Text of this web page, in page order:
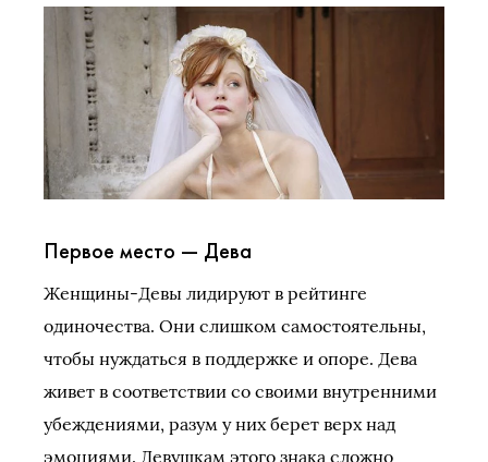
Первое место — Дева
Женщины-Девы лидируют в рейтинге
одиночества. Они слишком самостоятельны,
чтобы нуждаться в поддержке и опоре. Дева
живет в соответствии со своими внутренними
убеждениями, разум у них берет верх над
эмоциями. Девушкам этого знака сложно